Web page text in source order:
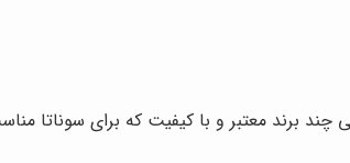
چند برند معتبر و با کیفیت که برای سوناتا